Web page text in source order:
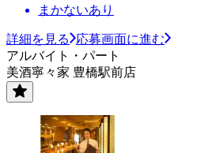
まかないあり
詳細を見る
応募画面に進む
アルバイト・パート
美酒寧々家 豊橋駅前店